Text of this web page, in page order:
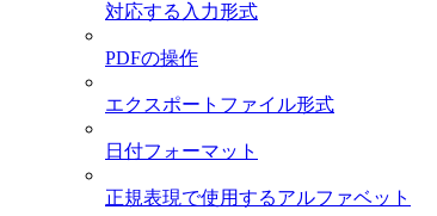
対応する入力形式
PDFの操作
エクスポートファイル形式
日付フォーマット
正規表現で使用するアルファベット